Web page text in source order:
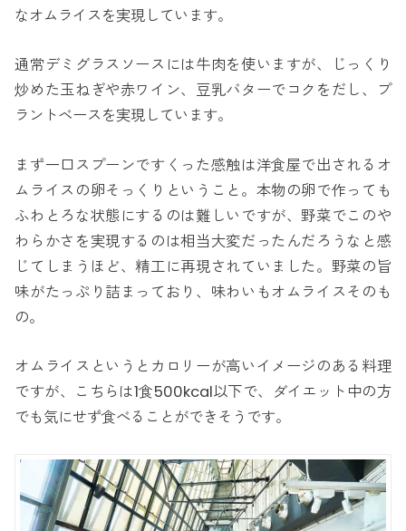
なオムライスを実現しています。
通常デミグラスソースには牛肉を使いますが、じっくり
炒めた玉ねぎや赤ワイン、豆乳バターでコクをだし、プ
ラントベースを実現しています。
まず一口スプーンですくった感触は洋食屋で出されるオ
ムライスの卵そっくりということ。本物の卵で作っても
ふわとろな状態にするのは難しいですが、野菜でこのや
わらかさを実現するのは相当大変だったんだろうなと感
じてしまうほど、精工に再現されていました。野菜の旨
味がたっぷり詰まっており、味わいもオムライスそのも
の。
オムライスというとカロリーが高いイメージのある料理
ですが、こちらは1食500kcal以下で、ダイエット中の方
でも気にせず食べることができそうです。